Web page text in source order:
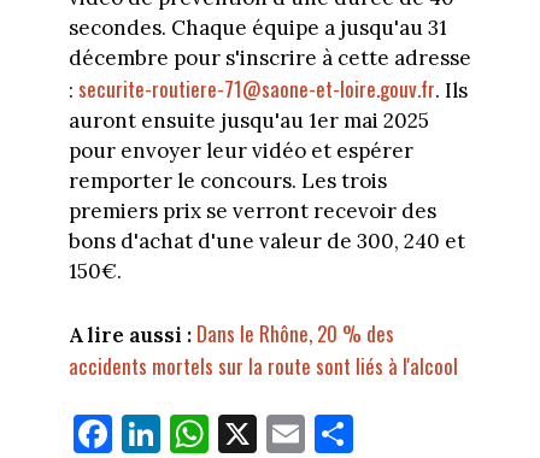
secondes. Chaque équipe a jusqu'au 31
décembre pour s'inscrire à cette adresse
: securite-routiere-71@saone-et-loire.gouv.fr. Ils
auront ensuite jusqu'au 1er mai 2025
pour envoyer leur vidéo et espérer
remporter le concours. Les trois
premiers prix se verront recevoir des
bons d'achat d'une valeur de 300, 240 et
150€.
A lire aussi : Dans le Rhône, 20 % des
accidents mortels sur la route sont liés à l'alcool
Fa Li W X E Pa